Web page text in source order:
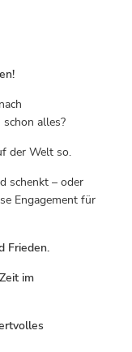
alles?
der Welt so.
schenkt – oder
Engagement für
Frieden.
im